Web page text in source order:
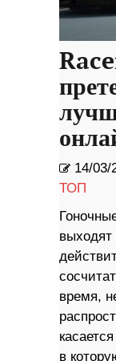
14/03/
ТОП
выходят
время,
в